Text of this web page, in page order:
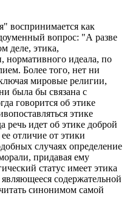
воспринимается как
вопрос: "А разве
деле, этика,
нормативного идеала, по
Более того, нет ни
мировые религии,
была бы связана с
говорится об этике
этике
речь идет об этике доброй
отличие от этики
случаях определение
придавая ему
статус имеет этика
содержательной
синонимом самой